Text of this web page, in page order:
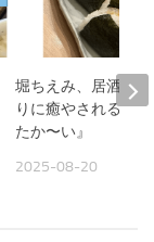
堀ちえみ、居酒屋
りに癒やされる夜
たか〜い』
2025-08-20